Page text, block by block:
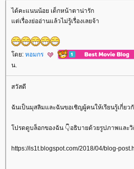
ได้คะแนนน้อย เด็กหน้าตาน่ารัก
ต่เรื่องย่ออ่านแล้วไม่รู้เรื่องเลยจ้า
ดย: หอมกร
น.
สวัสดี
ฉันเป็นมุสลิมและฉันขอเชิญผู้คนให้เรียนรู้เกี่ยว
ปรดดูบล็อกของฉัน 👇อธิบายด้วยรูปภาพและวิ
https://is1t.blogspot.com/2018/04/blog-